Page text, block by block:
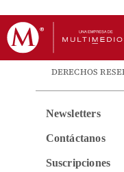
DERECHOS
Newsletters
Contáctanos
Suscripciones